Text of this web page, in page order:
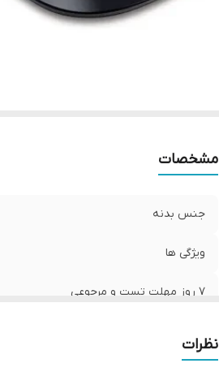
مشخصات
جنس بدنه
ویژگی ها
7 روز مهلت تست و مرجوعی
نظرات